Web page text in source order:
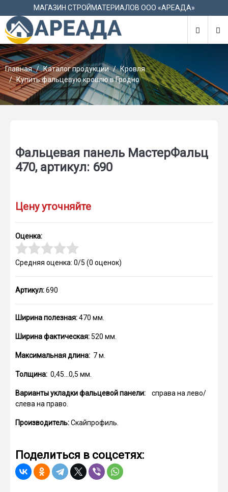
МАГАЗИН СТРОЙМАТЕРИАЛОВ ООО «АРЕАДА»
Главная Каталог продукции
Кровля
Купить фальцевую кровлю в Гродно
Фальцевая панель МастерФальц
470, артикул: 690
Цену уточняйте
Оценка:
Средняя оценка: 0/5 (0 оценок)
Артикул:690
Ширина полезная:470 мм.
Ширина фактическая:520 мм.
Максимальная длина: 7 м.
Толщина: 0,45…0,5 мм.
Варианты укладки фальцевой панели: справа на лево/
слева на право.
Производитель:Скайпрофиль.
Поделиться в соцсетях: